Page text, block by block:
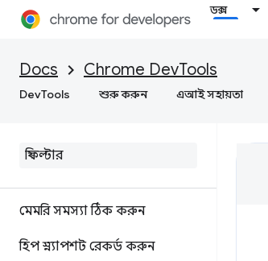
ডক্স
Docs Chrome DevTools
DevTools শুরু করুন এআই সহায়তা
বাতিঘর
মেমরি সমস্যা ঠিক করুন
হিপ স্ন্যাপশট রেকর্ড করুন